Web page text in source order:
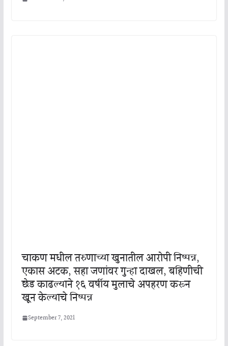
चाकण मधील तरुणाच्या खुनातील आरोपी निष्पन्न,
एकास अटक, सहा जणांवर गुन्हा दाखल, बहिणीची
छेड काढल्याने १६ वर्षीय मुलाचे अपहरण करून
खून केल्याचे निष्पन्न
September 7, 2021